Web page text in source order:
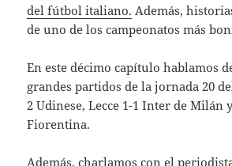
del fútbol italiano. Además,
de uno de los campeonatos más
En este décimo capítulo hablamos
grandes partidos de la jornada 20
2 Udinese, Lecce 1-1 Inter de Milán
Fiorentina.
Además, charlamos con el